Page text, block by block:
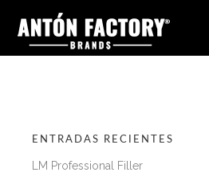
ENTRADAS RECIENTES
LM Professional Filler